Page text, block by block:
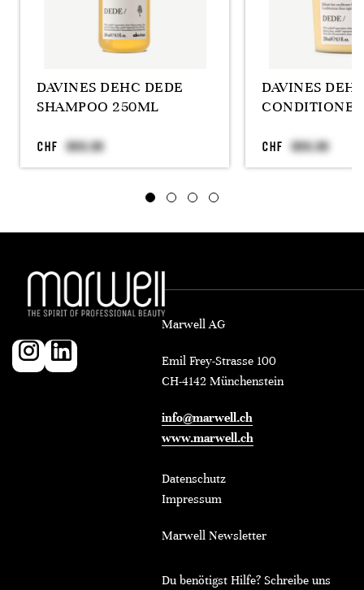
DAVINES DEHC DEDE
SHAMPOO 250ML
CHF
DAVINES
CHF
Marwell AG
Emil Frey-Strasse 100
CH-4142 Münchenstein
info@marwell.ch
www.marwell.ch
Datenschutz
Impressum
Marwell Newsletter
Du benötigst Hilfe? Schreibe uns